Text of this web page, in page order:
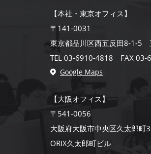
【本社・東京オフィス】
〒141-0031
東京都品川区西五反田8-1-5
TEL 03-6910-4818 FAX 03-
Google Maps
【大阪オフィス】
〒541-0056
大阪府大阪市中央区久太郎町
ORIX久太郎町ビル